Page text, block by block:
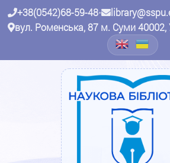
+38(0542)68-59-48•
вул. Роменська, 87 м. Суми 40002,